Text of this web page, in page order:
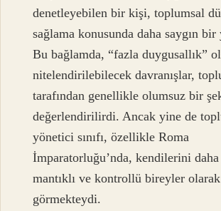
denetleyebilen bir kişi, toplumsal
sağlama konusunda daha saygın
Bu bağlamda, “fazla duygusallık”
nitelendirilebilecek davranışlar,
tarafından genellikle olumsuz bir
değerlendirilirdi. Ancak yine de
yönetici sınıfı, özellikle Roma
İmparatorluğu’nda, kendilerini
mantıklı ve kontrollü bireyler olarak
görmekteydi.